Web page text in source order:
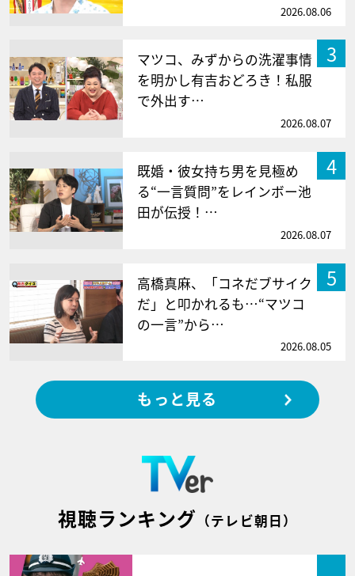
2026.08.06
3
マツコ、みずからの洗濯事情
を明かし有吉おどろき！私服
で外出す…
2026.08.07
4
既婚・彼女持ち男を見極め
る“一言質問”をレインボー池
田が伝授！…
2026.08.07
5
高橋真麻、「コネだブサイク
だ」と叩かれるも…“マツコ
の一言”から…
2026.08.05
もっと見る
視聴ランキング （テレビ朝日）